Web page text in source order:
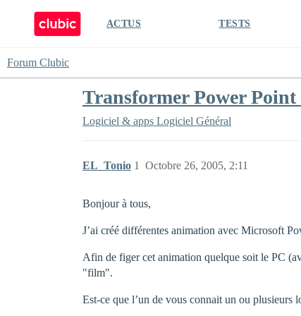
ACTUS TESTS
Forum Clubic
Transformer Power
Logiciel & apps Logiciel Général
EL_Tonio Octobre 26, 2005, 2:11
1
Bonjour à tous,
J’ai créé différentes animation avec Microsoft
Afin de figer cet animation quelque soit le PC
"film".
Est-ce que l’un de vous connait un ou plusieurs